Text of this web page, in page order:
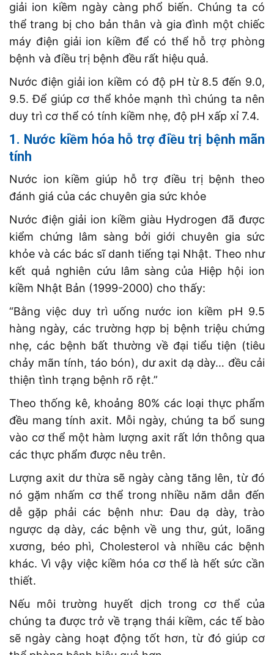
giải ion kiềm ngày càng phổ biến. Chúng ta có
thể trang bị cho bản thân và gia đình một chiếc
máy điện giải ion kiềm để có thể hỗ trợ phòng
bệnh và điều trị bệnh đều rất hiệu quả.
Nước điện giải ion kiềm có độ pH từ 8.5 đến 9.0,
9.5. Để giúp cơ thể khỏe mạnh thì chúng ta nên
duy trì cơ thể có tính kiềm nhẹ, độ pH xấp xỉ 7.4.
1. Nước kiềm hóa hỗ trợ điều trị bệnh mãn
tính
Nước ion kiềm giúp hỗ trợ điều trị bệnh theo
đánh giá của các chuyên gia sức khỏe
Nước điện giải ion kiềm giàu Hydrogen đã được
kiểm chứng lâm sàng bởi giới chuyên gia sức
khỏe và các bác sĩ danh tiếng tại Nhật. Theo như
kết quả nghiên cứu lâm sàng của Hiệp hội ion
kiềm Nhật Bản (1999-2000) cho thấy:
“Bằng việc duy trì uống nước ion kiềm pH 9.5
hàng ngày, các trường hợp bị bệnh triệu chứng
nhẹ, các bệnh bất thường về đại tiểu tiện (tiêu
chảy mãn tính, táo bón), dư axit dạ dày… đều cải
thiện tình trạng bệnh rõ rệt.”
Theo thống kê, khoảng 80% các loại thực phẩm
đều mang tính axit. Mỗi ngày, chúng ta bổ sung
vào cơ thể một hàm lượng axit rất lớn thông qua
các thực phẩm được nêu trên.
Lượng axit dư thừa sẽ ngày càng tăng lên, từ đó
nó gặm nhấm cơ thể trong nhiều năm dẫn đến
dễ gặp phải các bệnh như: Đau dạ dày, trào
ngược dạ dày, các bệnh về ung thư, gút, loãng
xương, béo phì, Cholesterol và nhiều các bệnh
khác. Vì vậy việc kiềm hóa cơ thể là hết sức cần
thiết.
Nếu môi trường huyết dịch trong cơ thể của
chúng ta được trở về trạng thái kiềm, các tế bào
sẽ ngày càng hoạt động tốt hơn, từ đó giúp cơ